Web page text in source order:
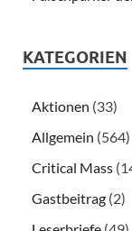
KATEGORIEN
Aktionen (33)
Allgemein (564)
Critical Mass
Gastbeitrag (2)